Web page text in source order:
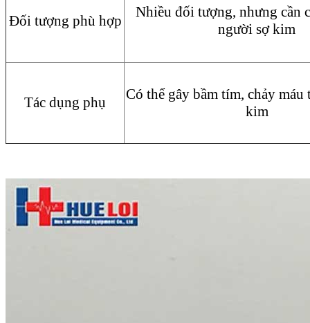
Đối tượng phù hợp
Nhiều đối tượng, nhưng cần
người sợ kim
Tác dụng phụ
Có thể gây bầm tím, chảy
kim